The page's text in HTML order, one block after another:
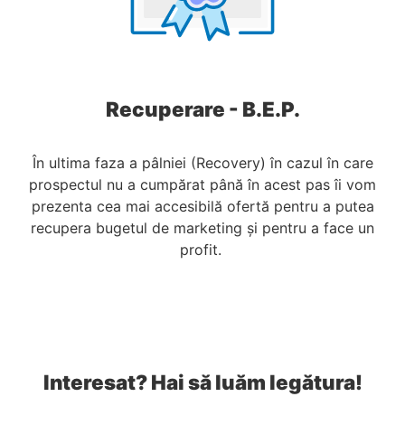
Recuperare - B.E.P.
În ultima faza a pâlniei (Recovery) în cazul în care
prospectul nu a cumpărat până în acest pas îi vom
prezenta cea mai accesibilă ofertă pentru a putea
recupera bugetul de marketing și pentru a face un
profit.
Interesat? Hai să luăm legătura!